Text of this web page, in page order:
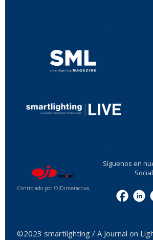
Controlado por OJDinteractiva
Síguenos en
©2023 smartlighting / A Journal on